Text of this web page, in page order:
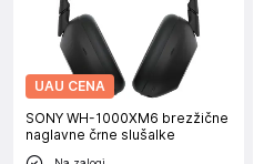
UAU CENA
SONY WH-1000XM6 brezžične
naglavne črne slušalke